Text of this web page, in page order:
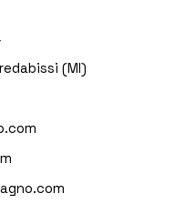
(MI)